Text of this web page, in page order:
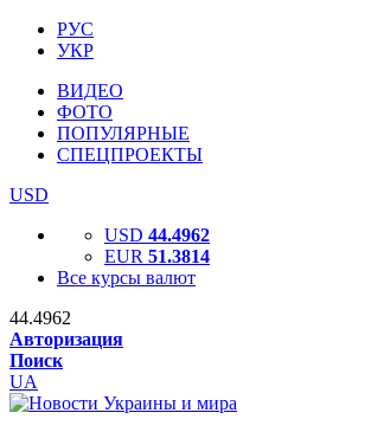
РУС
УКР
ВИДЕО
ФОТО
ПОПУЛЯРНЫЕ
СПЕЦПРОЕКТЫ
USD
USD 44.4962
EUR 51.3814
Все курсы валют
44.4962
Авторизация
Поиск
UA